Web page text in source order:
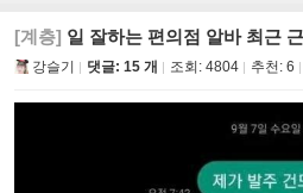
[계층] 일 잘하는 편의점 알바 최근
강슬기 댓글: 15 개 조회: 4804 추천: 6